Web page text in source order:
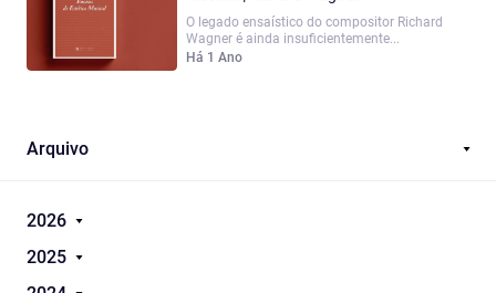
O legado ensaístico do compositor Richard
Wagner é ainda insuficientemente...
Há 1 Ano
Arquivo
2026
2025